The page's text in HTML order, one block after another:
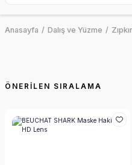
Anasayfa Dalış ve Yüzme